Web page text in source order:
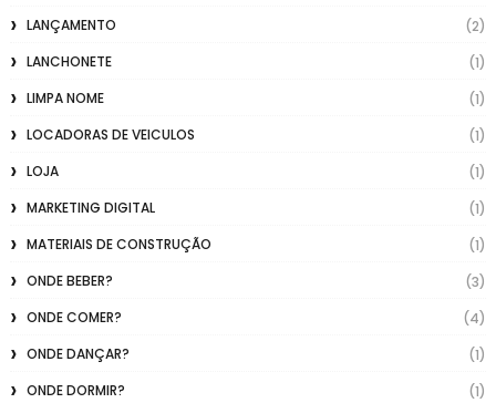
LANÇAMENTO
(2)
LANCHONETE
(1)
LIMPA NOME
(1)
LOCADORAS DE VEICULOS
(1)
LOJA
(1)
MARKETING DIGITAL
(1)
MATERIAIS DE CONSTRUÇÃO
(1)
ONDE BEBER?
(3)
ONDE COMER?
(4)
ONDE DANÇAR?
(1)
ONDE DORMIR?
(1)